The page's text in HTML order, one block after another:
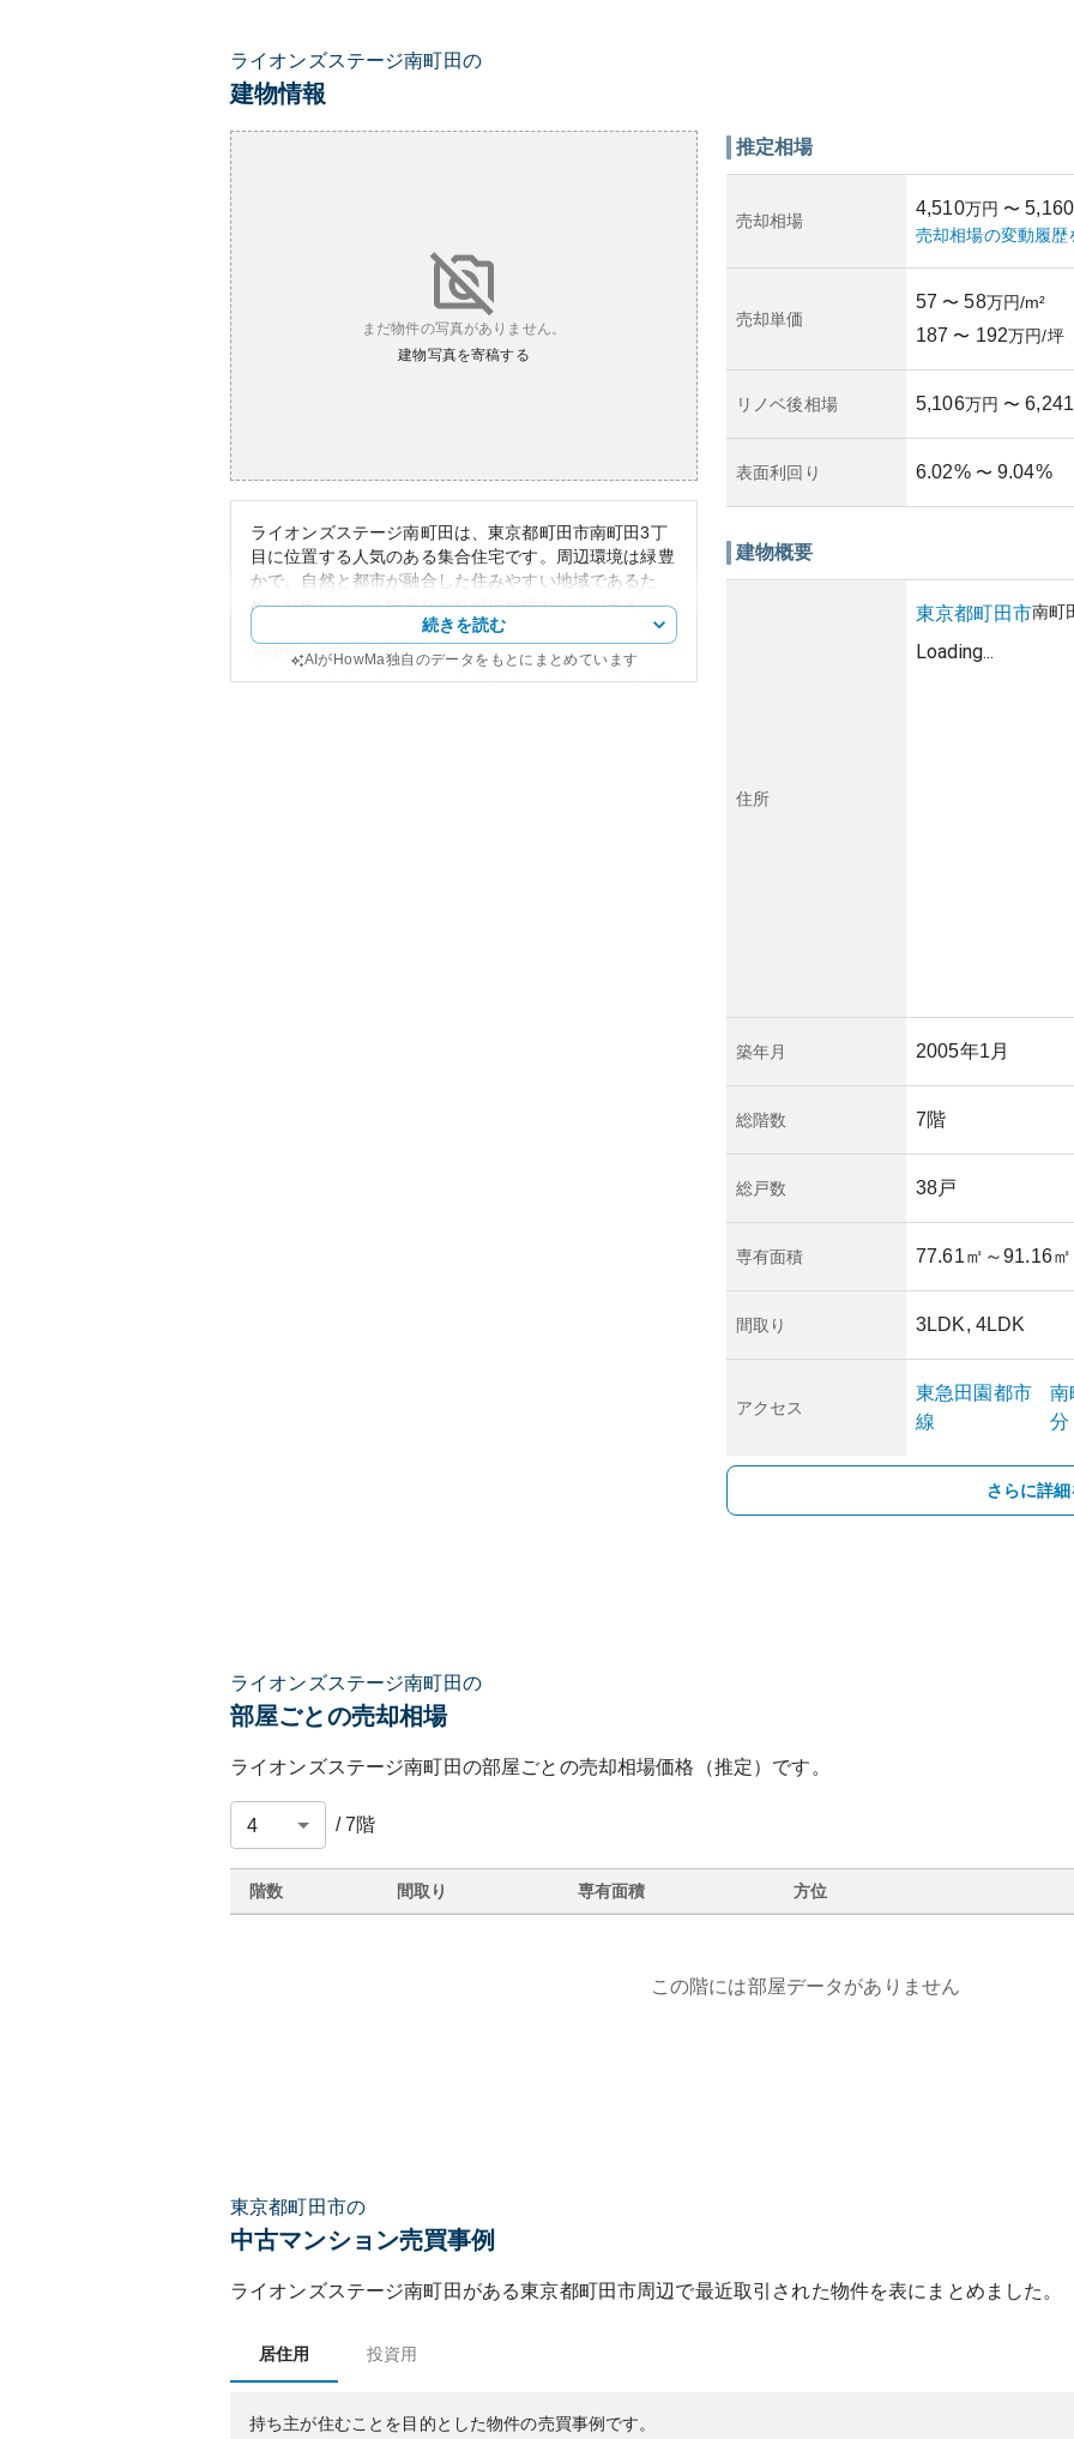
ライオンズステージ南町田の
建物情報
まだ物件の写真がありません。
建物写真を寄稿する
ライオンズステージ南町田は、東京都町田市南町田3丁
目に位置する人気のある集合住宅です。周辺環境は緑豊
かで、自然と都市が融合した住みやすい地域であるた
め、住民にとって快適な居住環境が備わっています。こ
のエリアにはショッピングセンターや公園も多く、生活
利便性が非常に高いです。
続きを読む
AIがHowMa独自のデータをもとにまとめています
推定相場
売却相場
4,510万円 〜 5,160
売却相場の変動履歴
売却単価
57 〜 58万円/m²
187 〜 192万円/坪
リノベ後相場 5,106万円 〜 6,241
表面利回り 6.02% 〜 9.04%
建物概要
住所
東京都町田市南町
Loading...
築年月 2005年1月
総階数 7階
総戸数 38戸
専有面積 77.61㎡ ～91.16㎡
間取り 3LDK, 4LDK
アクセス
東急田園都市
線
南
分
さらに詳
ライオンズステージ南町田の
部屋ごとの売却相場
ライオンズステージ南町田の部屋ごとの売却相場価格（推定）です。
/7階
階数 間取り 専有面積 方位
この階には部屋データがありません
東京都町田市の
中古マンション売買事例
ライオンズステージ南町田 がある東京都町田市周辺で最近取引された物件を表にまとめました。
居住用 投資用
持ち主が住むことを目的とした物件の売買事例です。